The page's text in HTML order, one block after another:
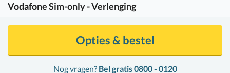
VodafoneSim-only - Verlenging
Nog vragen? Bel gratis 0800 - 0120
Opties & bestel